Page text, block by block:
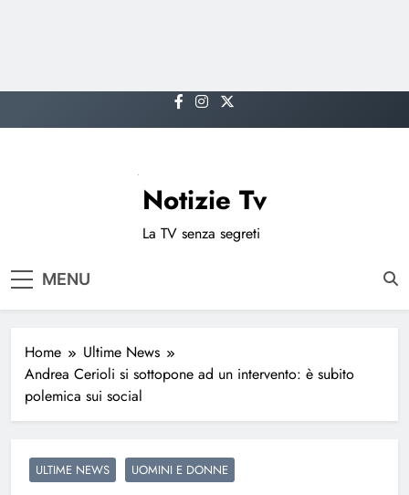
to
Notizie Tv
La TV senza segreti
MENU
Home
Ultime News
Andrea Cerioli si sottopone ad un intervento: è subito
polemica sui social
ULTIME NEWS UOMINI E DONNE